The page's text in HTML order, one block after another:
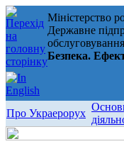
Міністерство
Державне
Безпека.
Про Украерорух